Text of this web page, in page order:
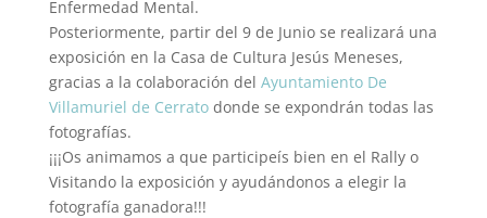
Enfermedad Mental.
Posteriormente, partir del 9 de Junio se realizará una
exposición en la Casa de Cultura Jesús Meneses,
gracias a la colaboración del Ayuntamiento De
Villamuriel de Cerratodonde se expondrán todas las
fotografías.
¡¡¡Os animamos a que participeís bien en el Rally o
Visitando la exposición y ayudándonos a elegir la
fotografía ganadora!!!